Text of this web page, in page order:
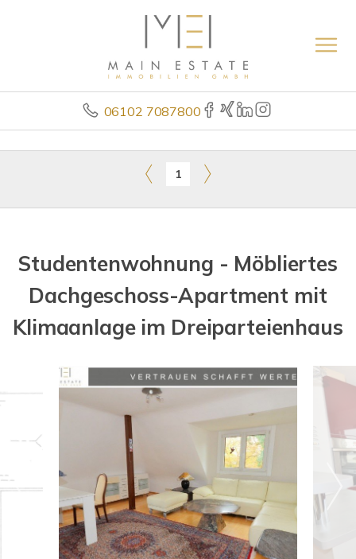
06102 7087800
1
Studentenwohnung - Möbliertes
Dachgeschoss-Apartment mit
Klimaanlage im Dreiparteienhaus